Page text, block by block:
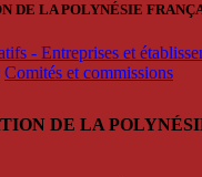
DE LA POLYNÉSIE
- Entreprises et
Comités et commissions
DE LA